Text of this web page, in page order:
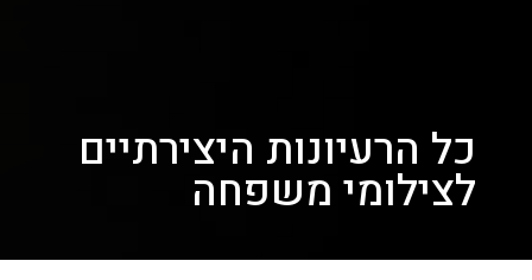
כל הרעיונות היצירתיים
לצילומי משפחה